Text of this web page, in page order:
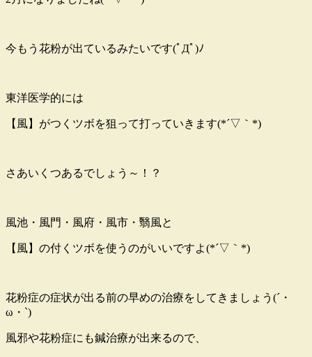
今もう花粉が出ているみたいです(ﾟДﾟ)ﾉ
東洋医学的には
【風】がつくツボを狙って打っていきます(*´▽｀*)
さあいくつあるでしょう～！？
風池・風門・風府・風市・翳風と
【風】の付くツボを使うのがいいですよ(*´▽｀*)
花粉症の症状が出る前の早めの治療をしてきましょう(´・
ω・`)
風邪や花粉症にも鍼治療が出来るので、